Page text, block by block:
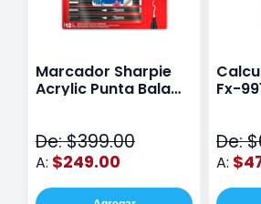
Marcador Sharpie
Acrylic Punta Bala
De: $399.00
A: $249.00
Fx-
De:
A: